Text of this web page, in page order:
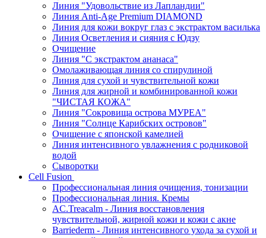
Линия "Удовольствие из Лапландии"
Линия Anti-Age Premium DIAMOND
Линия для кожи вокруг глаз с экстрактом василька
Линия Осветления и сияния с Юдзу
Очищение
Линия "С экстрактом ананаса"
Омолаживающая линия со спирулиной
Линия для сухой и чувствительной кожи
Линия для жирной и комбинированной кожи
"ЧИСТАЯ КОЖА"
Линия "Сокровища острова МУРЕА"
Линия "Солнце Карибских островов"
Очищение с японской камелией
Линия интенсивного увлажнения с родниковой
водой
Сыворотки
Cell Fusion
Профессиональная линия очищения, тонизации
Профессиональная линия. Кремы
AC.Treacalm - Линия восстановления
чувствительной, жирной кожи и кожи с акне
Barriederm - Линия интенсивного ухода за сухой и